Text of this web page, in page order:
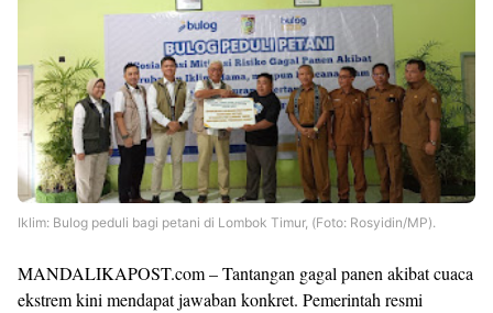
Iklim: Bulog peduli bagi petani di Lombok Timur, (Foto: Rosyidin/MP).
MANDALIKAPOST.com – Tantangan gagal panen akibat cuaca
ekstrem kini mendapat jawaban konkret. Pemerintah resmi